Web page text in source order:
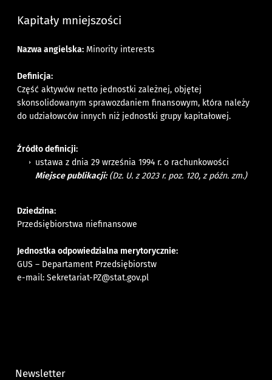
Kapitały mniejszości
Nazwa angielska: Minority interests
Definicja:
Część aktywów netto jednostki zależnej, objętej
skonsolidowanym sprawozdaniem finansowym, która należy
do udziałowców innych niż jednostki grupy kapitałowej.
Źródło definicji:
ustawa z dnia 29 września 1994 r. o rachunkowości
Miejsce publikacji:(Dz. U. z 2023 r. poz. 120, z późn. zm.)
Dziedzina:
Przedsiębiorstwa niefinansowe
Jednostka odpowiedzialna merytorycznie:
GUS – Departament Przedsiębiorstw
e-mail:Sekretariat-PZ@stat.gov.pl
Newsletter